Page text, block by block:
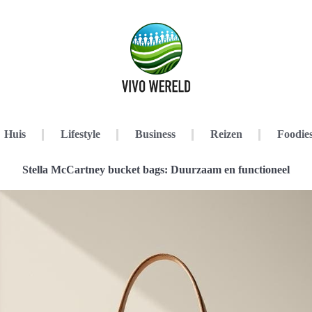
Huis Lifestyle Business Reizen
Stella McCartney bucket bags: Duurzaam en functioneel